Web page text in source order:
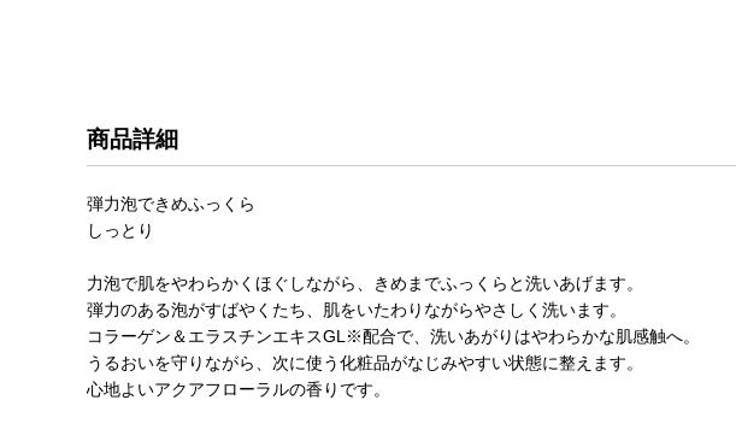
商品詳細
弾力泡できめふっくら
しっとり
力泡で肌をやわらかくほぐしながら、きめまでふっくらと洗いあげます。
弾力のある泡がすばやくたち、肌をいたわりながらやさしく洗います。
コラーゲン＆エラスチンエキスGL※配合で、洗いあがりはやわらかな肌感触へ。
うるおいを守りながら、次に使う化粧品がなじみやすい状態に整えます。
心地よいアクアフローラルの香りです。